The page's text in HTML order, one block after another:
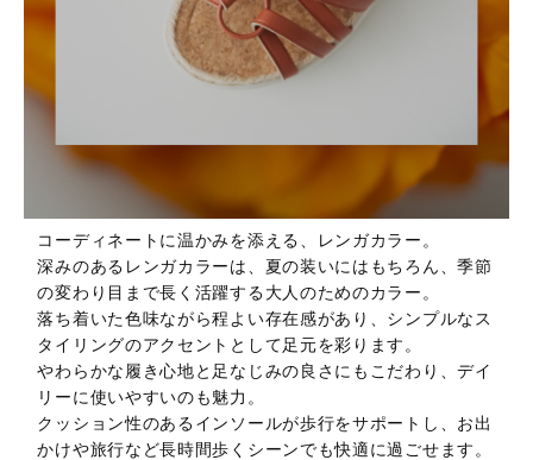
コーディネートに温かみを添える、レンガカラー。
深みのあるレンガカラーは、夏の装いにはもちろん、季節
の変わり目まで長く活躍する大人のためのカラー。
落ち着いた色味ながら程よい存在感があり、シンプルなス
タイリングのアクセントとして足元を彩ります。
やわらかな履き心地と足なじみの良さにもこだわり、デイ
リーに使いやすいのも魅力。
クッション性のあるインソールが歩行をサポートし、お出
かけや旅行など長時間歩くシーンでも快適に過ごせます。